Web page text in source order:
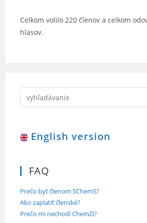
Celkom volilo 220 členov a celkom
hlasov.
English version
FAQ
Prečo byť členom SChemS?
Ako zaplatiť členské?
Prečo mi nechodí ChemZi?